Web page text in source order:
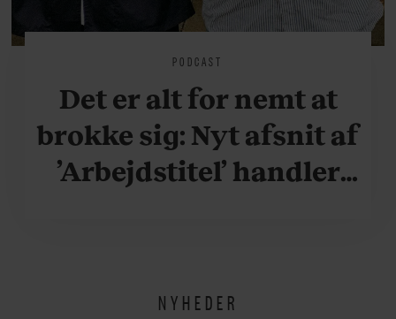
PODCAST
Det er alt for nemt at
brokke sig: Nyt afsnit af
’Arbejdstitel’ handler
NYHEDER